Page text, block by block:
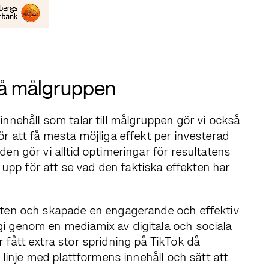
målgruppen
som talar till målgruppen gör vi också
att få mesta möjliga effekt per investerad
gör vi alltid optimeringar för resultatens
för att se vad den faktiska effekten har
och skapade en engagerande och effektiv
genom en mediamix av digitala och sociala
fått extra stor spridning på TikTok då
linje med plattformens innehåll och sätt att